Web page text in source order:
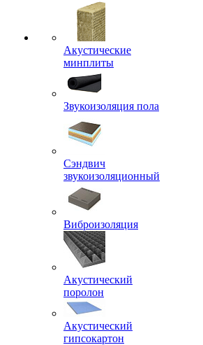
Акустические
минплиты
Звукоизоляция пола
Сэндвич
звукоизоляционный
Виброизоляция
Акустический
поролон
Акустический
гипсокартон